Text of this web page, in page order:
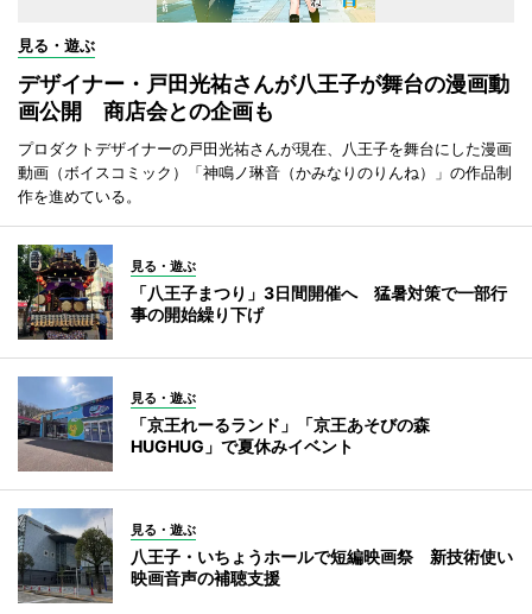
見る・遊ぶ
デザイナー・戸田光祐さんが八王子が舞台の漫画動
画公開 商店会との企画も
プロダクトデザイナーの戸田光祐さんが現在、八王子を舞台にした漫画
動画（ボイスコミック）「神鳴ノ琳音（かみなりのりんね）」の作品制
作を進めている。
見る・遊ぶ
「八王子まつり」3日間開催へ 猛暑対策で一部行
事の開始繰り下げ
見る・遊ぶ
「京王れーるランド」「京王あそびの森
HUGHUG」で夏休みイベント
見る・遊ぶ
八王子・いちょうホールで短編映画祭 新技術使い
映画音声の補聴支援